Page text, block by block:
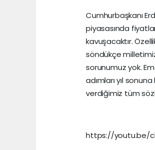
Cumhurbaşkanı
piyasasında
kavuşacaktır.
söndükçe
sorunumuz yok.
adımları yıl
verdiğimiz tüm
https://youtu.be/